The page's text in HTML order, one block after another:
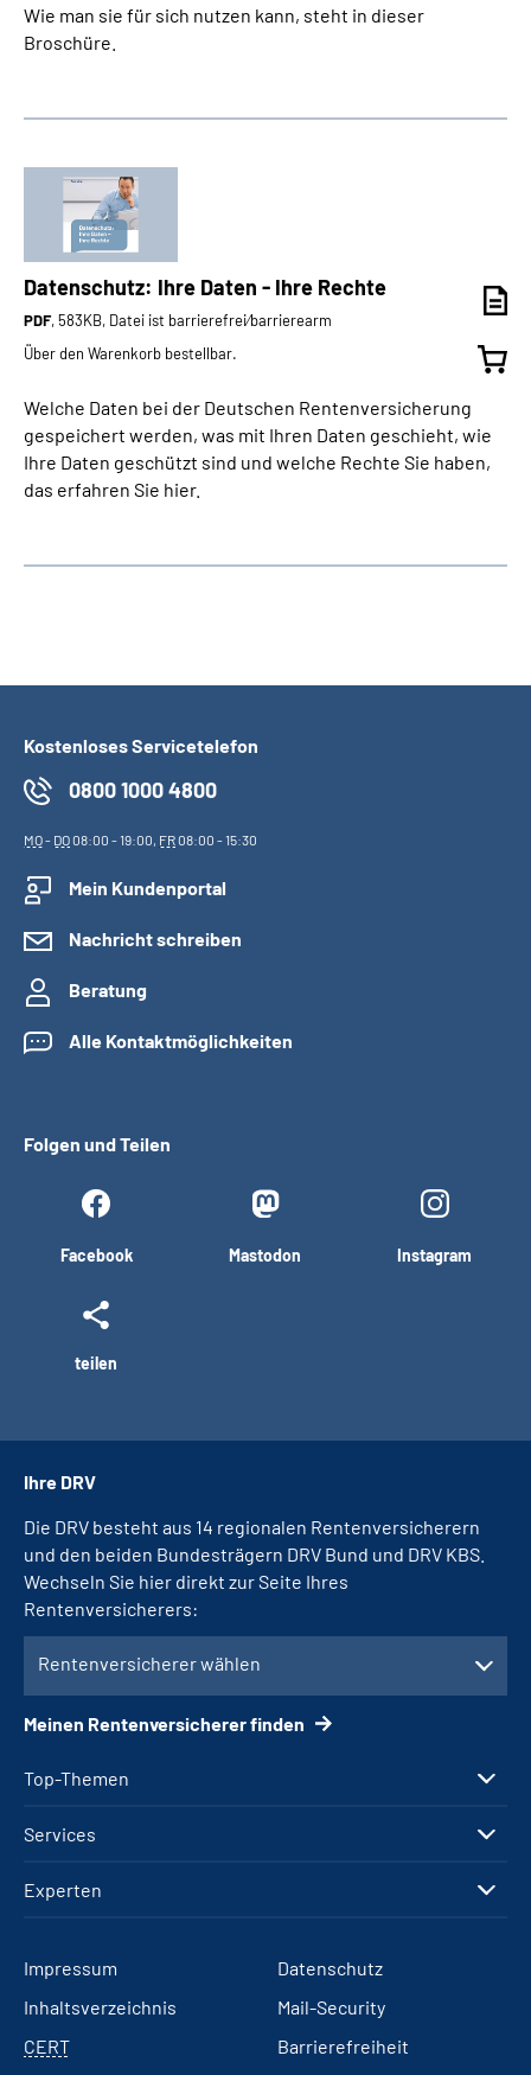
Wie man sie für sich nutzen kann, steht in dieser
Broschüre.
Datenschutz: Ihre Daten - Ihre Rechte
PDF, 583KB, Datei ist barrierefrei⁄barrierearm
Über den Warenkorb bestellbar.
Welche Daten bei der Deutschen Rentenversicherung
gespeichert werden, was mit Ihren Daten geschieht, wie
Ihre Daten geschützt sind und welche Rechte Sie haben,
das erfahren Sie hier.
Kostenloses Servicetelefon
0800 1000 4800
MO- DO08:00 - 19:00, FR08:00 - 15:30
Mein Kundenportal
Nachricht schreiben
Beratung
Alle Kontaktmöglichkeiten
Folgen und Teilen
Facebook Mastodon Instagram
teilen
Top-Themen
Services
Experten
Ihre DRV
Die DRV besteht aus 14 regionalen Rentenversicherern
und den beiden Bundesträgern DRV Bund und DRV KBS.
Wechseln Sie hier direkt zur Seite Ihres
Rentenversicherers:
Rentenversicherer wählen
Meinen Rentenversicherer finden
Impressum
Datenschutz
Inhaltsverzeichnis
Mail-Security
CERT
Barrierefreiheit